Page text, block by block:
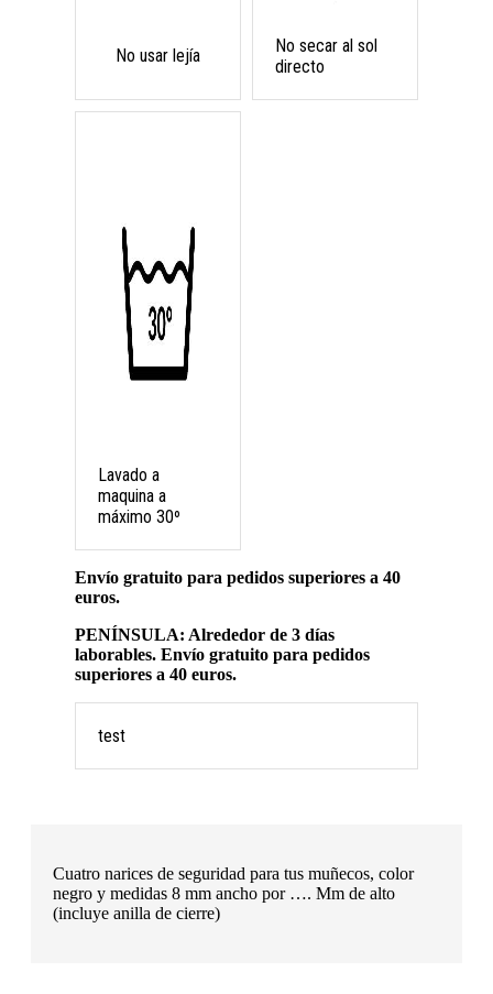
No usar lejía
No secar al sol
directo
Lavado a
maquina a
máximo 30º
Envío gratuito para pedidos superiores a 40
euros.
PENÍNSULA: Alrededor de 3 días
laborables. Envío gratuito para pedidos
superiores a 40 euros.
test
Cuatro narices de seguridad para tus muñecos, color
negro y medidas 8 mm ancho por …. Mm de alto
(incluye anilla de cierre)